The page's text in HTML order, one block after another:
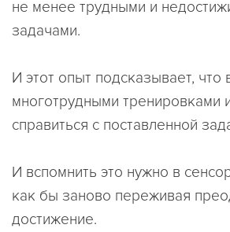
не менее трудными и
задачами.
И этот опыт подсказывает, что
многотрудными тренировками
справиться с поставленной
И вспомнить это нужно в
как бы заново переживая
достижение.